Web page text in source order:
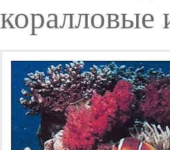
коралловые